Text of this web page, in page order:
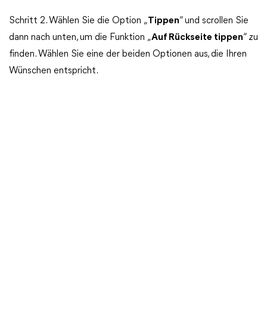
Schritt 2. Wählen Sie die Option „Tippen“ und scrollen Sie
dann nach unten, um die Funktion „Auf Rückseite tippen“ zu
finden. Wählen Sie eine der beiden Optionen aus, die Ihren
Wünschen entspricht.